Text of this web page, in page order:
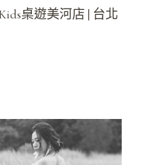
桌遊美河店 | 台北